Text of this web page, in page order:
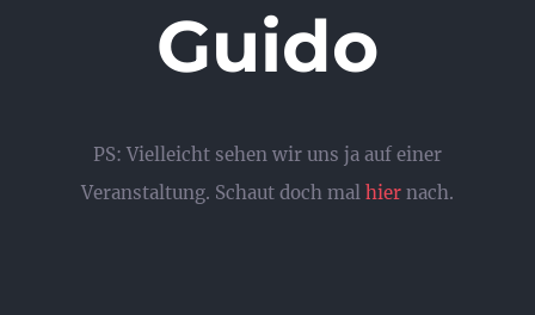
Guido
PS: Vielleicht sehen wir uns ja auf einer
Veranstaltung. Schaut doch mal hier nach.